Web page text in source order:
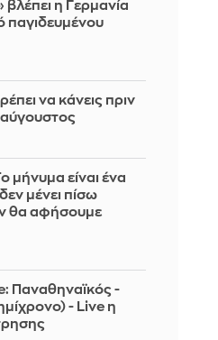
βλέπει η Γερμανία
παγιδευμένου
να κάνεις πριν
μήνυμα είναι ένα
μένει πίσω
θα αφήσουμε
Παναθηναϊκός -
- Live η